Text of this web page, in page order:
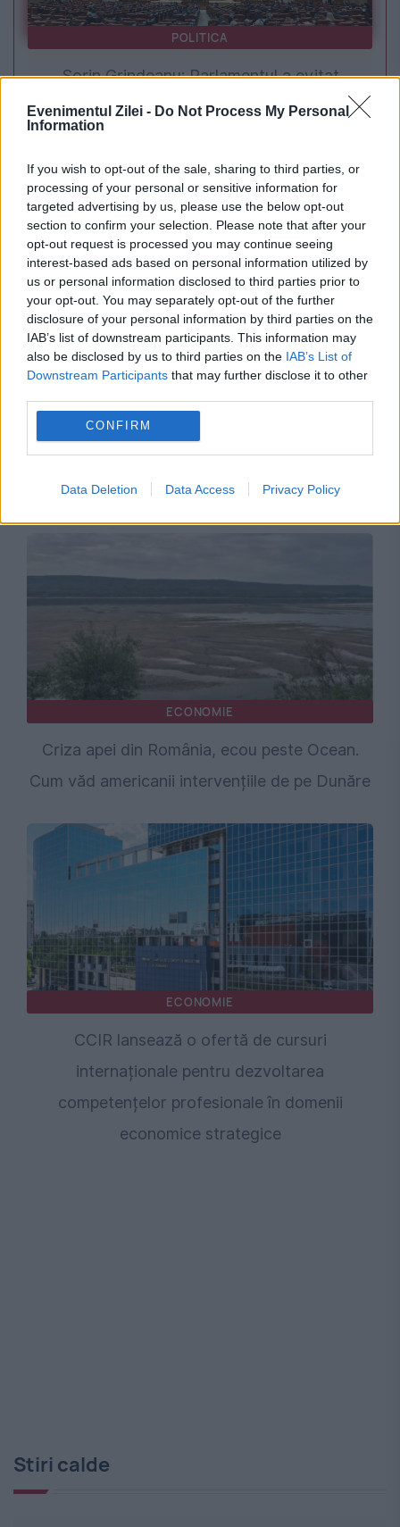
Evenimentul Zilei - Do Not Process My Personal
Information
If you wish to opt-out of the sale, sharing to third parties, or
processing of your personal or sensitive information for
targeted advertising by us, please use the below opt-out
section to confirm your selection. Please note that after your
opt-out request is processed you may continue seeing
interest-based ads based on personal information utilized by
us or personal information disclosed to third parties prior to
your opt-out. You may separately opt-out of the further
disclosure of your personal information by third parties on the
IAB’s list of downstream participants. This information may
also be disclosed by us to third parties on the IAB’s List of
Downstream Participants that may further disclose it to other
CONFIRM
Data Deletion Data Access Privacy Policy
POLITICA
Sorin Grindeanu: Parlamentul a evitat
pierderea a 5,8 miliarde de euro din PNRR și a
POLITICA
Planul Guvernului pentru criză energetică:
Restricții de consum pentru marii consumatori
industriali. Ce se întâmplă cu populația și
spitalele
ECONOMIE
Criza apei din România, ecou peste Ocean.
Cum văd americanii intervențiile de pe Dunăre
ECONOMIE
CCIR lansează o ofertă de cursuri
internaționale pentru dezvoltarea
competențelor profesionale în domenii
economice strategice
Stiri calde